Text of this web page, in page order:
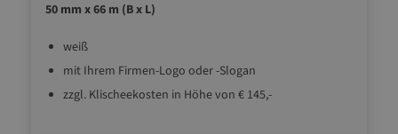
50 mm x 66 m (B x L)
weiß
mit Ihrem Firmen-Logo oder -Slogan
zzgl. Klischeekosten in Höhe von € 145,-